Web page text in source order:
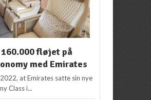
160.000 fløjet på
med Emirates
at Emirates satte sin nye
Class i...